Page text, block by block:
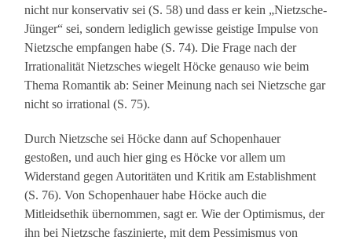
nicht nur konservativ sei (S. 58) und dass er kein „Nietzsche-
Jünger“ sei, sondern lediglich gewisse geistige Impulse von
Nietzsche empfangen habe (S. 74). Die Frage nach der
Irrationalität Nietzsches wiegelt Höcke genauso wie beim
Thema Romantik ab: Seiner Meinung nach sei Nietzsche gar
nicht so irrational (S. 75).
Durch Nietzsche sei Höcke dann auf Schopenhauer
gestoßen, und auch hier ging es Höcke vor allem um
Widerstand gegen Autoritäten und Kritik am Establishment
(S. 76). Von Schopenhauer habe Höcke auch die
Mitleidsethik übernommen, sagt er. Wie der Optimismus, der
ihn bei Nietzsche faszinierte, mit dem Pessimismus von